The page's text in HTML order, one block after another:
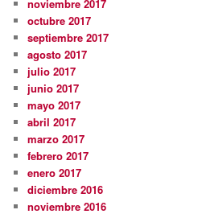
noviembre 2017
octubre 2017
septiembre 2017
agosto 2017
julio 2017
junio 2017
mayo 2017
abril 2017
marzo 2017
febrero 2017
enero 2017
diciembre 2016
noviembre 2016